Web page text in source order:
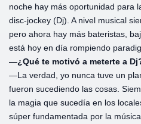
noche hay más oportunidad para
disc-jockey (Dj). A nivel musical
pero ahora hay más bateristas,
está hoy en día rompiendo
—¿Qué te motivó a meterte a
—La verdad, yo nunca tuve un
fueron sucediendo las cosas.
la magia que sucedía en los
súper fundamentada por la